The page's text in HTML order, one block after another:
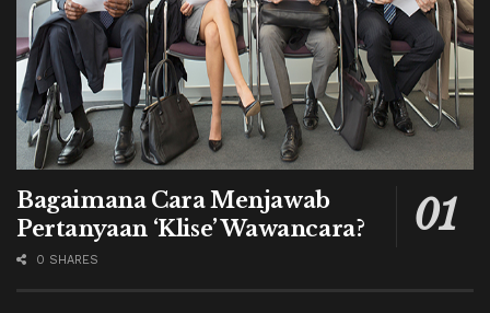
Bagaimana Cara Menjawab
Pertanyaan ‘Klise’ Wawancara?
0 SHARES